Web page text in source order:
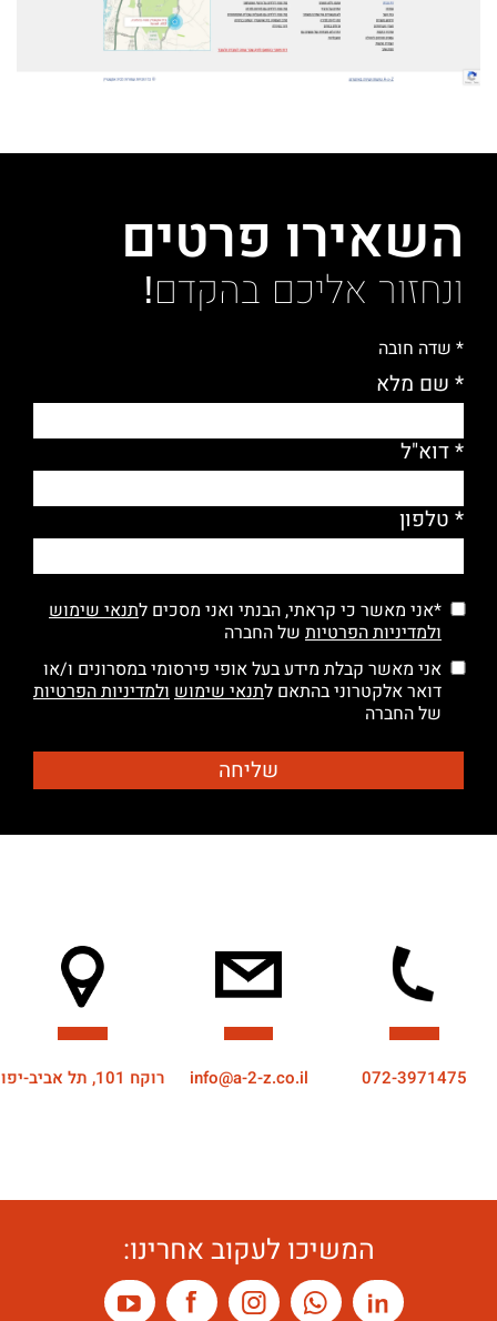
השאירו פרטים
ונחזור אליכם בהקדם!
* שדה חובה
* שם מלא
* דוא"ל
* טלפון
*אני מאשר כי קראתי, הבנתי ואני מסכים לתנאי שימוש
ולמדיניות הפרטיות של החברה
אני מאשר קבלת מידע בעל אופי פירסומי במסרונים ו/או
דואר אלקטרוני בהתאם לתנאי שימושולמדיניות הפרטיות
של החברה
072-3971475
info@a-2-z.co.il רוקח 101, תל אביב-יפו
המשיכו לעקוב אחרינו: